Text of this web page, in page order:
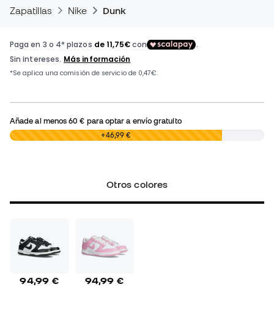
Zapatillas Nike Dunk
Añade al menos60 € para optar a envío gratuito
0,00 € +46,99 €
Otros colores
94,99 € 94,99 €